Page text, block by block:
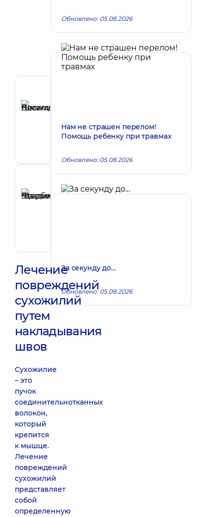
Леонидович
Ортопед-
Щербина
Лечение
повреждений
сухожилий
путем
накладывания
швов
Сухожилие
– это
пучок
соединительнотканных
волокон,
который
крепится
к мышце.
Лечение
повреждений
сухожилий
представляет
собой
определенную
Обновлено: 05.08.2026
Нам не страшен перелом!
Помощь ребенку при травмах
Обновлено: 05.08.2026
За секунду до…
Обновлено: 05.08.2026